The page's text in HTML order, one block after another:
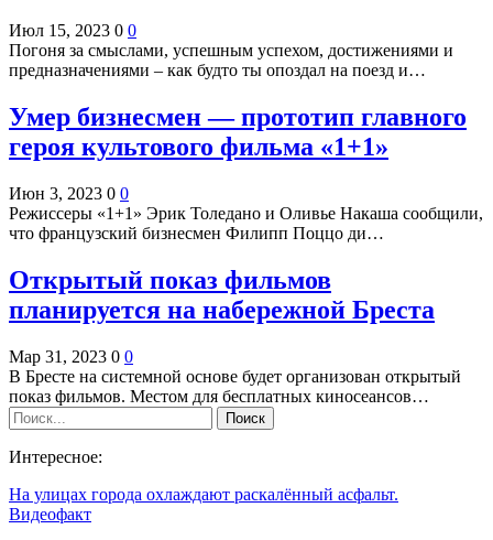
Июл 15, 2023 0 0
Погоня за смыслами, успешным успехом, достижениями и
предназначениями – как будто ты опоздал на поезд и…
Умер бизнесмен — прототип главного
героя культового фильма «1+1»
Июн 3, 2023 0 0
Режиссеры «1+1» Эрик Толедано и Оливье Накаша сообщили,
что французский бизнесмен Филипп Поццо ди…
Открытый показ фильмов
планируется на набережной Бреста
Мар 31, 2023 0 0
В Бресте на системной основе будет организован открытый
показ фильмов. Местом для бесплатных киносеансов…
Интересное:
На улицах города охлаждают раскалённый асфальт.
Видеофакт